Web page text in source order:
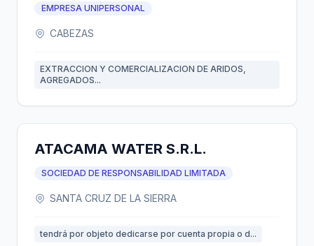
EMPRESA UNIPERSONAL
CABEZAS
EXTRACCION Y COMERCIALIZACION DE ARIDOS,
AGREGADOS...
ATACAMA WATER S.R.L.
SOCIEDAD DE RESPONSABILIDAD LIMITADA
SANTA CRUZ DE LA SIERRA
tendrá por objeto dedicarse por cuenta propia o d...